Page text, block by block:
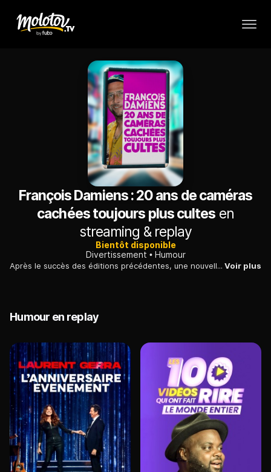
François Damiens : 20 ans de caméras
cachées toujours plus cultes en
streaming & replay
Bientôt disponible
Divertissement
Humour
Après le succès des éditions précédentes, une nouvelle soirée est consacrée aux meilleures caméras cachées de François Damiens. En faux milliardaire égocentrique, en chauffeur de taxi déjanté ou encore en agent d'accueil incompétent, les fans vont retrouver le personnage de François l'embrouille. Voir plus
Humour en replay